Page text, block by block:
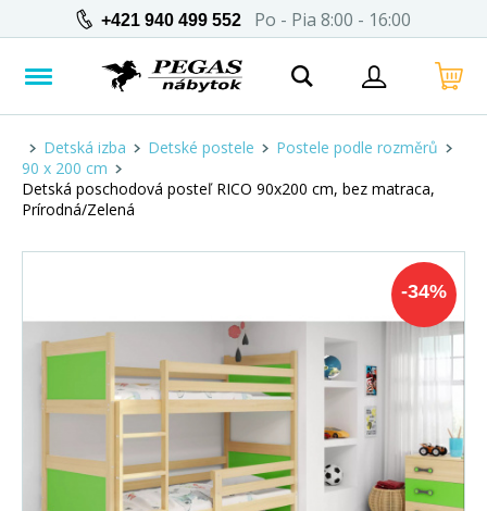
+421 940 499 552 Po - Pia 8:00 - 16:00
Detská izba Detské postele
Postele podle rozměrů
90 x 200 cm
Detská poschodová posteľ RICO 90x200 cm, bez matraca,
Prírodná/Zelená
-34%